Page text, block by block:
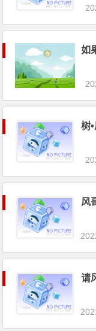
如
树
风
请